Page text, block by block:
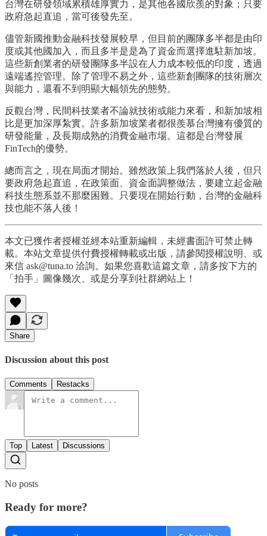
台灣在研發領域累積雄厚實力，是其他各國欣羨的對象；只要
政府急起直追，當可後發先至。
儘管新國推動金融科技發展較早，但目前的團隊多半都是由印
度或其他國加入，而且多半是是為了資金而選擇進駐新加坡。
這些新創業者的研發團隊多半設在人力成本較低的印度，透過
遠端遙控管理。除了管理不易之外，這些新創團隊的技術層次
與能力，還看不到明顯大幅領先的態勢。
反觀台灣，民間科技業者不論就技術或能力來看，和新加坡相
比是更加深厚紮實。許多新加坡業者都很羨慕台灣擁有優質的
研發能量，及長期成熟的消費金融市場。這都是台灣發展
FinTech的優勢。
總而言之，現在局面才開始。雖然政策上我們落於人後，但只
要政府急起直追，在政策面、資金面調整做法，要建立起金融
科技生態系並不那麼困難。只要現在開始行動，台灣的金融科
技也能不落人後！
本文已獲作者授權並經本站重新編輯，未經書面許可禁止轉
載。本站文章提供付費授權轉載或出版，請參閱授權說明、或
來信 ask@tuna.to 洽詢。如果您喜歡這篇文章，請多按下方的
「拍手」圖像幾次、或是分享到社群網站上！
Share
Discussion about this post
Comments Restacks
Top Latest Discussions
No posts
Ready for more?